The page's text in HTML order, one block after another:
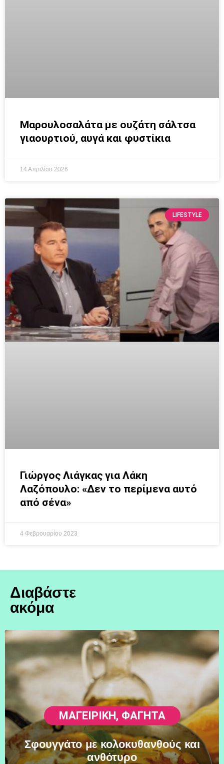
Μαρουλοσαλάτα με ουζάτη σάλτσα
γιαουρτιού, αυγά και φυστίκια
14 Απριλίου 2026
LIFESTYLE
Γιώργος Λιάγκας για Λάκη
Λαζόπουλο: «Δεν το περίμενα αυτό
από σένα»
4 Φεβρουαρίου 2023
Διαβάστε
ακόμα
ΜΑΓΕΙΡΙΚΗ, ΦΑΓΗΤΆ
Σφουγγάτο με κολοκυθανθούς και
ανθότυρο